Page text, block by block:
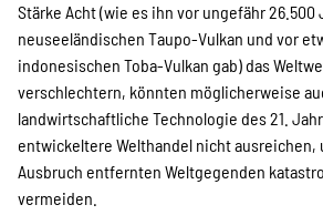
Stärke Acht (wie es ihn vor ungefähr 26.500
neuseeländischen Taupo-Vulkan und vor
indonesischen Toba-Vulkan gab) das
verschlechtern, könnten möglicherweise
landwirtschaftliche Technologie des 21.
entwickeltere Welthandel nicht ausreichen,
Ausbruch entfernten Weltgegenden
vermeiden.